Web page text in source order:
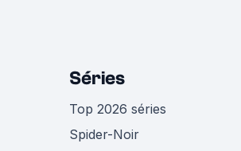
Séries
Top 2026 séries
Spider-Noir